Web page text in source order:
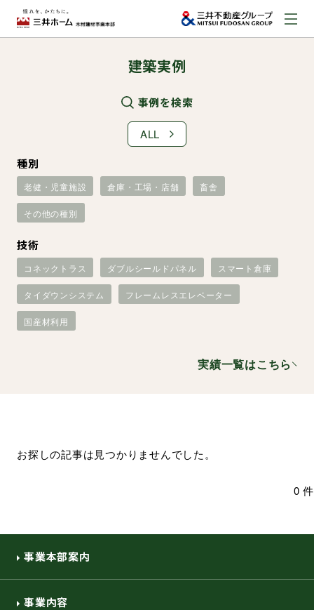
お問い合わせ
事業本部案内
事業内容
取扱商品
建築実例
事例を検索
ALL
種別
老健・児童施設 倉庫・工場・店舗 畜舎
その他の種別
技術
コネックトラス ダブルシールドパネル スマート倉庫
タイダウンシステム フレームレスエレベーター
国産材利用
実績一覧はこちら
お探しの記事は見つかりませんでした。
0 件
事業本部案内
事業内容